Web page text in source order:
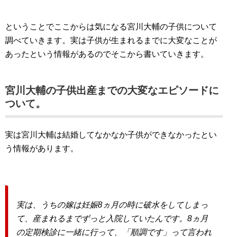
ということでここからは気になる宮川大輔の子供について
調べていきます。実は子供が生まれるまでに大変なことが
あったという情報があるのでそこから書いていきます。
宮川大輔の子供出産までの大変なエピソードに
ついて。
実は宮川大輔は結婚してなかなか子供ができなかったとい
う情報があります。
実は、うちの嫁は妊娠8ヵ月の時に破水をしてしまっ
て、産まれるまでずっと入院していたんです。8ヵ月
の定期検診に一緒に行って、「順調です」って言われ